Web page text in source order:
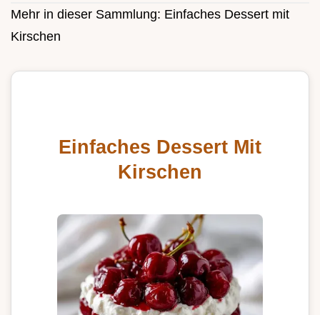
Mehr in dieser Sammlung: Einfaches Dessert mit
Kirschen
Einfaches Dessert Mit
Kirschen